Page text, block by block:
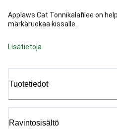
Applaws Cat Tonnikalafilee on
märkäruokaa kissalle.
Lisätietoja
Tuotetiedot
Ravintosisältö